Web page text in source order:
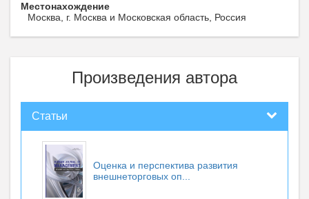
Местонахождение
Москва, г. Москва и Московская область, Россия
Произведения автора
Статьи
Оценка и перспектива развития
внешнеторговых оп...